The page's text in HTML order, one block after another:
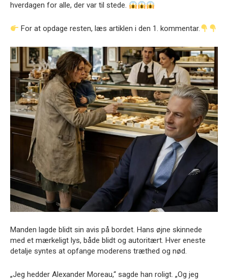
hverdagen for alle, der var til stede.
For at opdage resten, læs artiklen i den 1. kommentar.
Manden lagde blidt sin avis på bordet. Hans øjne skinnede
med et mærkeligt lys, både blidt og autoritært. Hver eneste
detalje syntes at opfange moderens træthed og nød.
„Jeg hedder Alexander Moreau,“ sagde han roligt. „Og jeg